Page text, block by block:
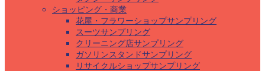
ショッピング・商業
花屋・フラワーショップサンプリング
スーツサンプリング
クリーニング店サンプリング
ガソリンスタンドサンプリング
リサイクルショップサンプリング